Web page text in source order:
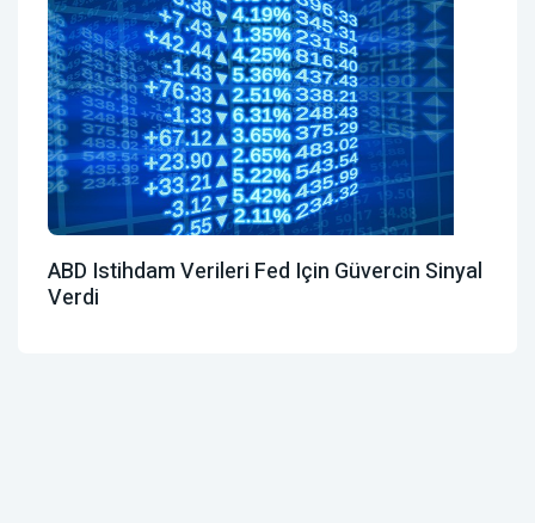
ABD Istihdam Verileri Fed Için Güvercin Sinyal
Verdi